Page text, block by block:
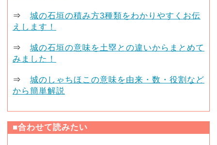
⇒ 城の石垣の積み方3種類をわかりやすくお伝
えします！
⇒ 城の石垣の意味を土塁との違いからまとめて
みました！
⇒ 城のしゃちほこの意味を由来・数・役割など
から簡単解説
■合わせて読みたい